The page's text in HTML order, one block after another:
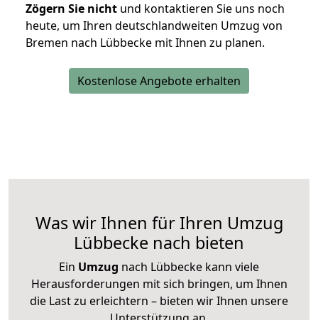
Zögern Sie nicht und kontaktieren Sie uns noch
heute, um Ihren deutschlandweiten Umzug von
Bremen nach Lübbecke mit Ihnen zu planen.
Kostenlose Angebote erhalten
Was wir Ihnen für Ihren Umzug
Lübbecke nach bieten
Ein Umzug nach Lübbecke kann viele
Herausforderungen mit sich bringen, um Ihnen
die Last zu erleichtern – bieten wir Ihnen unsere